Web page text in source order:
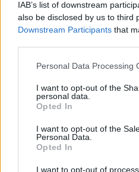
IAB’s list of downstream
also be disclosed by us to third
Downstream Participants that
Please note that this website/
not limited to your visit or
grant or deny consent to
use your data for below
consent section.
Personal Data Processing
I want to opt-out of the
personal data.
Opted In
I want to opt-out of the
Personal Data.
Opted In
I want to opt-out of
December 24.
pison
14 éve
ez állat
gahanreader
14 éve
ez jó ötlet!